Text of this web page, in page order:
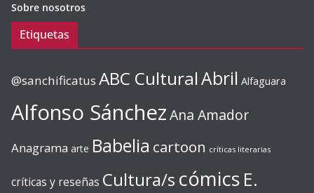
Sobre nosotros
Etiquetas
@sanchificatus ABC CulturalAbril Alfaguara
Alfonso SánchezAna Amador
Anagrama arte Babelia cartoon críticas literarias
críticas y reseñas Cultura/s cómics E.